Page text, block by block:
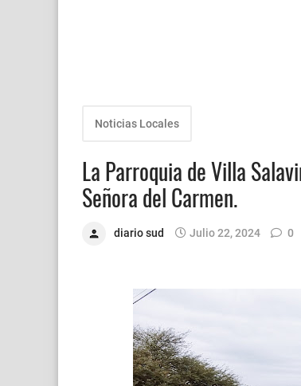
Noticias Locales
La Parroquia de Villa
Señora del Carmen.
diario sud Julio 22, 2024 0